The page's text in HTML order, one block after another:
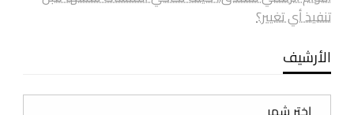
تنفيذ أي تغيير؟
الأرشيف
الأرشيف